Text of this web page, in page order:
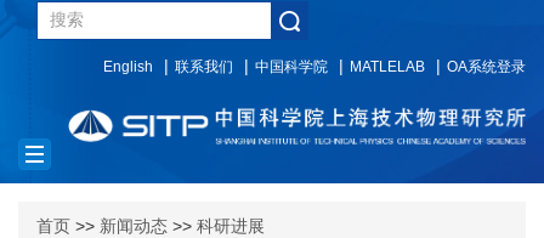
English 联系我们 中国科学院 MATLELAB OA系统登录
Toggle
navigation
首页 >> 新闻动态 >> 科研进展